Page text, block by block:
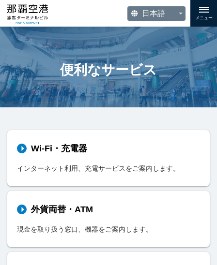
メニュー
便利なサービス
Wi-Fi・充電器
インターネット利用、充電サービスをご案内します。
外貨両替・ATM
現金を取り扱う窓口、機器をご案内します。